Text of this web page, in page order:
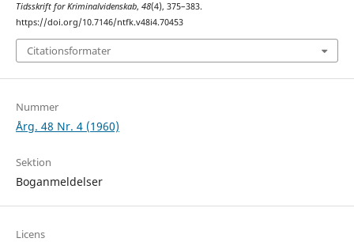
Tidsskrift for Kriminalvidenskab, 48(4), 375–383.
https://doi.org/10.7146/ntfk.v48i4.70453
Citationsformater
Nummer
Årg. 48 Nr. 4 (1960)
Sektion
Boganmeldelser
Licens